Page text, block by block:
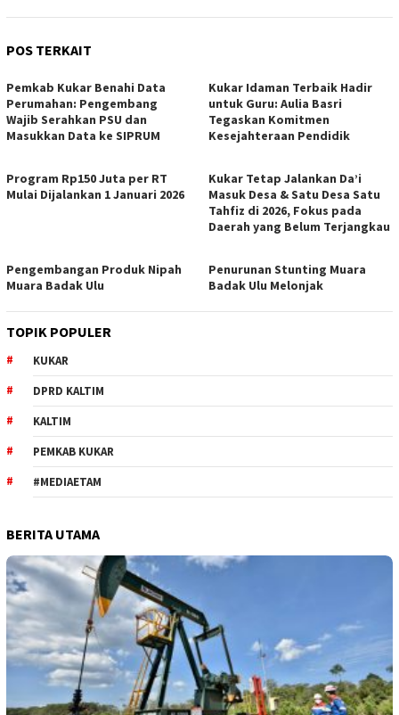
POS TERKAIT
Pemkab Kukar Benahi Data
Perumahan: Pengembang
Wajib Serahkan PSU dan
Masukkan Data ke SIPRUM
Kukar Idaman Terbaik Hadir
untuk Guru: Aulia Basri
Tegaskan Komitmen
Kesejahteraan Pendidik
Program Rp150 Juta per RT
Mulai Dijalankan 1 Januari 2026
Kukar Tetap Jalankan Da’i
Masuk Desa & Satu Desa Satu
Tahfiz di 2026, Fokus pada
Daerah yang Belum Terjangkau
Pengembangan Produk Nipah
Muara Badak Ulu
Penurunan Stunting Muara
Badak Ulu Melonjak
TOPIK POPULER
KUKAR
DPRD KALTIM
KALTIM
PEMKAB KUKAR
#MEDIAETAM
BERITA UTAMA